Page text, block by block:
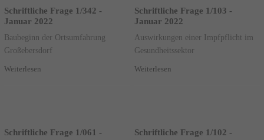
Schriftliche Frage 1/342 -
Januar 2022
Baubeginn der Ortsumfahrung
Großebersdorf
Weiterlesen
Schriftliche Frage 1/103 -
Januar 2022
Auswirkungen einer Impfpflicht im
Gesundheitssektor
Weiterlesen
Schriftliche Frage 1/061 -
Schriftliche Frage 1/102 -